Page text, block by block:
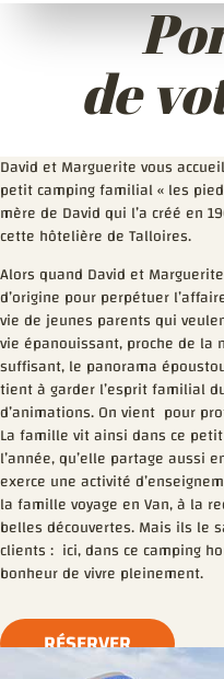
de
David et Marguerite vous
petit camping familial « les
mère de David qui l’a créé en
cette hôtelière de Talloires.
Alors quand David et
d’origine pour perpétuer
vie de jeunes parents qui
vie épanouissant, proche de
suffisant, le panorama
tient à garder l’esprit familial
d’animations. On vient pour
La famille vit ainsi dans ce
l’année, qu’elle partage aussi
exerce une activité
la famille voyage en Van, à la
belles découvertes. Mais ils le
clients : ici, dans ce camping
bonheur de vivre pleinement.
RÉSERVER